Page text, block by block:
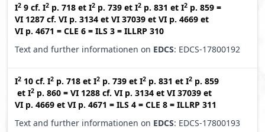
I2 9 cf. I2 p. 718 et I2 p. 739 et I2 p. 831 et I2 p. 859 =
VI 1287 cf. VI p. 3134 et VI 37039 et VI p. 4669 et
VI p. 4671 = CLE 6 = ILS 3 = ILLRP 310
Text and further informationen on EDCS: EDCS-17800192
I2 10 cf. I2 p. 718 et I2 p. 739 et I2 p. 831 et I2 p. 859
et I2 p. 860 = VI 1288 cf. VI p. 3134 et VI 37039 et
VI p. 4669 et VI p. 4671 = ILS 4 = CLE 8 = ILLRP 311
Text and further informationen on EDCS: EDCS-17800193